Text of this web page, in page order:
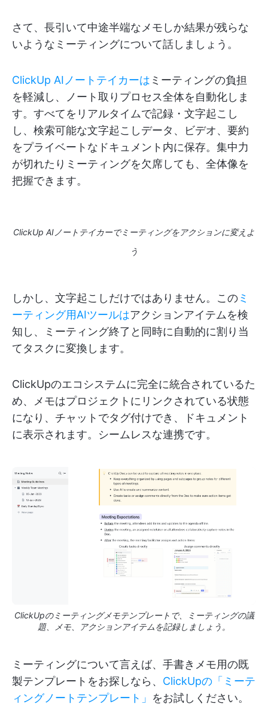
さて、長引いて中途半端なメモしか結果が残らな
いようなミーティングについて話しましょう。
ClickUp AIノートテイカーは ミーティングの負担
を軽減し、ノート取りプロセス全体を自動化しま
す。すべてをリアルタイムで記録・文字起こし
し、検索可能な文字起こしデータ、ビデオ、要約
をプライベートなドキュメント内に保存。集中力
が切れたりミーティングを欠席しても、全体像を
把握できます。
ClickUp AIノートテイカーでミーティングをアクションに変えよ
う
しかし、文字起こしだけではありません。このミ
ーティング用AIツールはアクションアイテムを検
知し、ミーティング終了と同時に自動的に割り当
てタスクに変換します。
ClickUpのエコシステムに完全に統合されているた
め、メモはプロジェクトにリンクされている状態
になり、チャットでタグ付けでき、ドキュメント
に表示されます。シームレスな連携です。
ClickUpのミーティングメモテンプレートで、ミーティングの議
題、メモ、アクションアイテムを記録しましょう。
ミーティングについて言えば、手書きメモ用の既
製テンプレートをお探しなら、 ClickUpの「ミーテ
ィングノートテンプレート」 をお試しください。